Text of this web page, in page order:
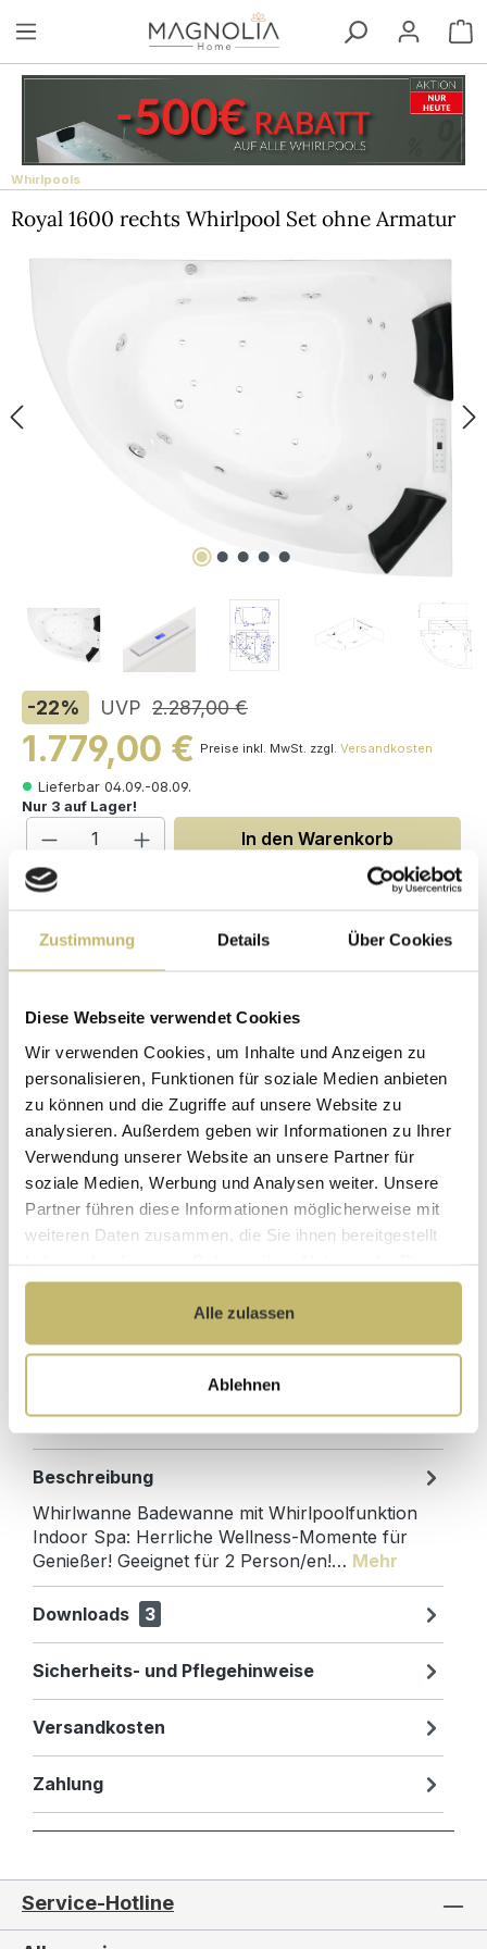
Zustimmung Details Über Cookies
Diese Webseite verwendet Cookies
Wir verwenden Cookies, um Inhalte und Anzeigen zu
personalisieren, Funktionen für soziale Medien anbieten
zu können und die Zugriffe auf unsere Website zu
analysieren. Außerdem geben wir Informationen zu Ihrer
Verwendung unserer Website an unsere Partner für
soziale Medien, Werbung und Analysen weiter. Unsere
Partner führen diese Informationen möglicherweise mit
weiteren Daten zusammen, die Sie ihnen bereitgestellt
gesammelt haben.
Alle zulassen
Ablehnen
Zum Hauptinhalt springen
Whirlpools
Royal 1600 rechts Whirlpool Set ohne Armatur
-22% UVP 2.287,00 €
1.779,00 € Preise inkl. MwSt. zzgl. Versandkosten
Lieferbar 04.09.-08.09.
Nur 3 auf Lager!
Produkt Anzahl: Gib den
In den Warenkorb
Ohne Armaturen
Maße (H/B/T): 70 / 160 / 125 cm
Hochwertige
Materialien
Herstellerpreis
ohne
Zwischenhändler
Kundenbetreuung
Gut verpackt für
Germany
Rückgaberecht
Produktdetails
Beschreibung
Whirlwanne Badewanne mit Whirlpoolfunktion
Indoor Spa: Herrliche Wellness-Momente für
Genießer! Geeignet für 2 Person/en!… Mehr
Downloads 3
Sicherheits- und Pflegehinweise
Versandkosten
Zahlung
Service-Hotline